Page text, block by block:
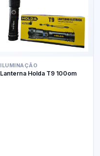
ILUMINAÇÃO
Lanterna Holda T9 100om